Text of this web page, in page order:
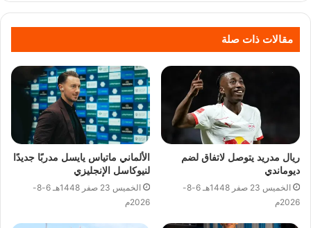
مقالات ذات صلة
ريال مدريد يتوصل لاتفاق لضم
ديوماندي
الخميس 23 صفر 1448هـ 6-8-
2026م
الألماني ماتياس يايسل مدربًا جديدًا
لنيوكاسل الإنجليزي
الخميس 23 صفر 1448هـ 6-8-
2026م